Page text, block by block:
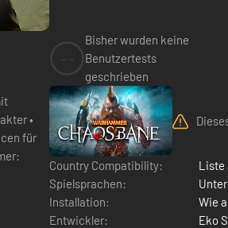
•
für
Bisher wurden keine
Benutzertests
geschrieben
Country Compatibility:
Liste
Spielsprachen:
Installation:
Wie
Entwickler:
Eko